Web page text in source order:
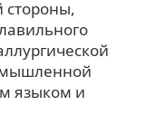
стороны,
языком и